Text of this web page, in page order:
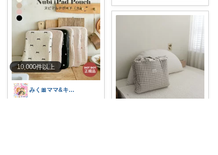
10,000件以上
みく🎀ママ&キッズグッズ🎁